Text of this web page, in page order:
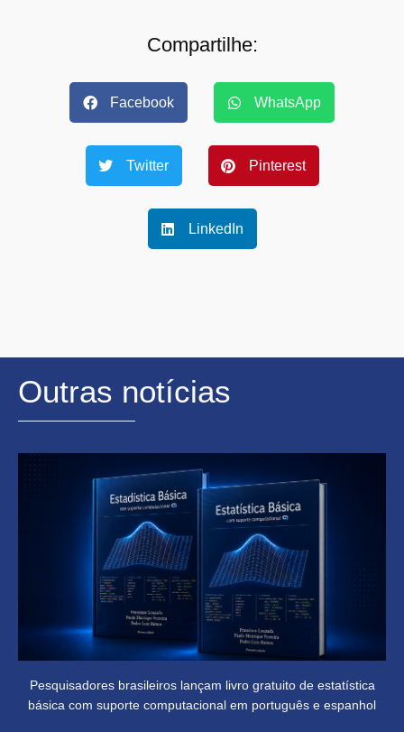
Compartilhe:
Facebook WhatsApp
Twitter Pinterest
LinkedIn
Outras notícias
Pesquisadores brasileiros lançam livro gratuito de estatística
básica com suporte computacional em português e espanhol